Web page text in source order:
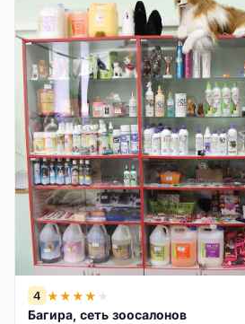
4 ★★★★ ★
Багира, сеть зоосалонов